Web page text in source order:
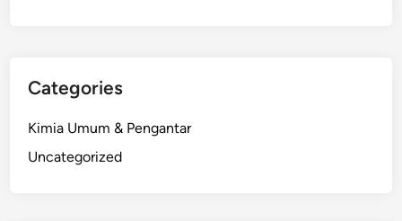
Categories
Kimia Umum & Pengantar
Uncategorized